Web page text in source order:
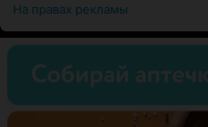
На правах рекламы